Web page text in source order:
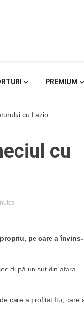
PREMIUM
cu Lazio
cu
pe care a învins-
după un șut din afara
care a profitat Itu, care